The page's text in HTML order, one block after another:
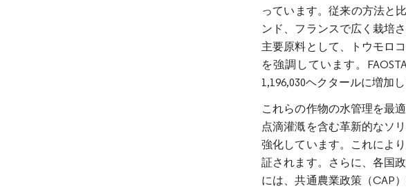
っています。従来の方法と
ンド、フランスで広く栽培
主要原料として、トウモロ
を強調しています。
1,196,030ヘクタールに増加し
これらの作物の水管理を最
点滴灌漑を含む革新的なソ
強化しています。これによ
証されます。さらに、各国
には、共通農業政策（CAP